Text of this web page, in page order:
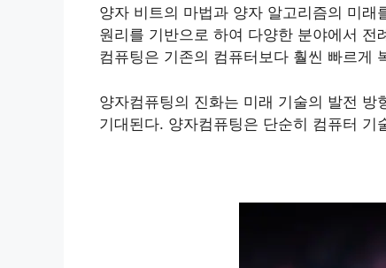
양자 비트의 마법과 양자 알고리즘의 미
원리를 기반으로 하여 다양한 분야에서
컴퓨팅은 기존의 컴퓨터보다 훨씬 빠르게
양자컴퓨팅의 진화는 미래 기술의 발전
기대된다. 양자컴퓨팅은 단순히 컴퓨터